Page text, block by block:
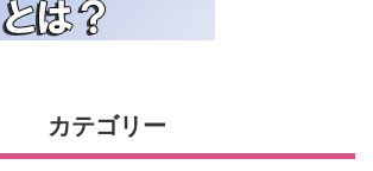
カテゴリー